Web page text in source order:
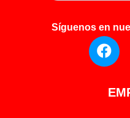
Síguenos en